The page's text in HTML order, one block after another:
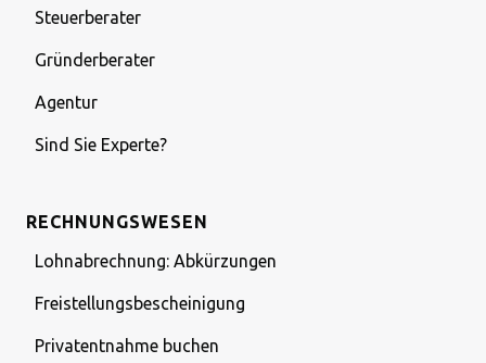
Steuerberater
Gründerberater
Agentur
Sind Sie Experte?
RECHNUNGSWESEN
Lohnabrechnung: Abkürzungen
Freistellungsbescheinigung
Privatentnahme buchen